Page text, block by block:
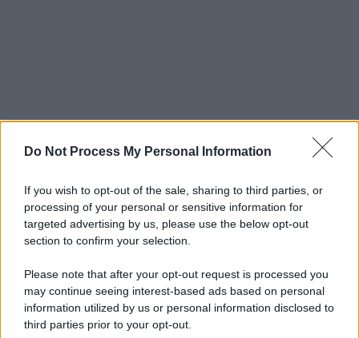
Do Not Process My Personal Information
If you wish to opt-out of the sale, sharing to third parties, or
processing of your personal or sensitive information for
targeted advertising by us, please use the below opt-out
section to confirm your selection.
Please note that after your opt-out request is processed you
may continue seeing interest-based ads based on personal
information utilized by us or personal information disclosed to
third parties prior to your opt-out.